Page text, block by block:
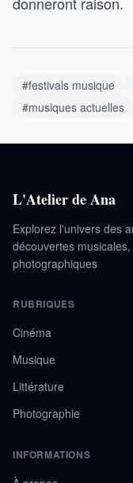
#festivals musique
#musiques actuelles
L'Atelier de Ana
Explorez l'univers des
découvertes
photographiques
RUBRIQUES
Cinéma
Musique
Littérature
Photographie
INFORMATIONS